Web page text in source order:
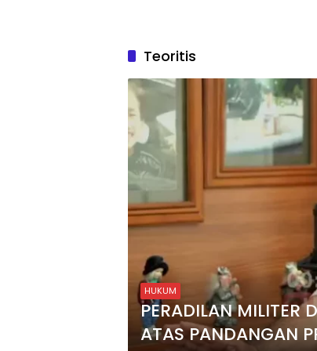
Teoritis
HUKUM
PERADILAN MILITER
ATAS PANDANGAN